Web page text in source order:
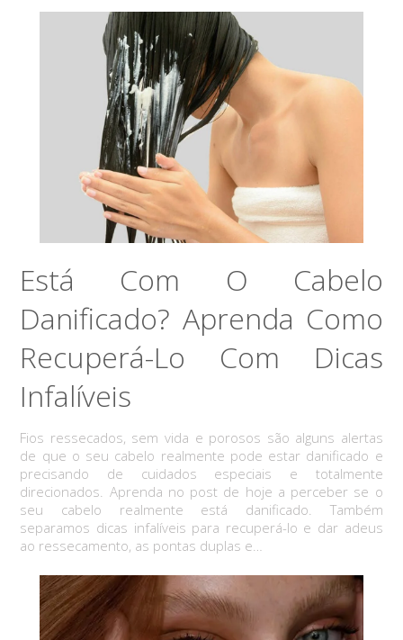
Está Com O Cabelo
Danificado? Aprenda Como
Recuperá-Lo Com Dicas
Infalíveis
Fios ressecados, sem vida e porosos são alguns alertas
de que o seu cabelo realmente pode estar danificado e
precisando de cuidados especiais e totalmente
direcionados. Aprenda no post de hoje a perceber se o
seu cabelo realmente está danificado. Também
separamos dicas infalíveis para recuperá-lo e dar adeus
ao ressecamento, as pontas duplas e…